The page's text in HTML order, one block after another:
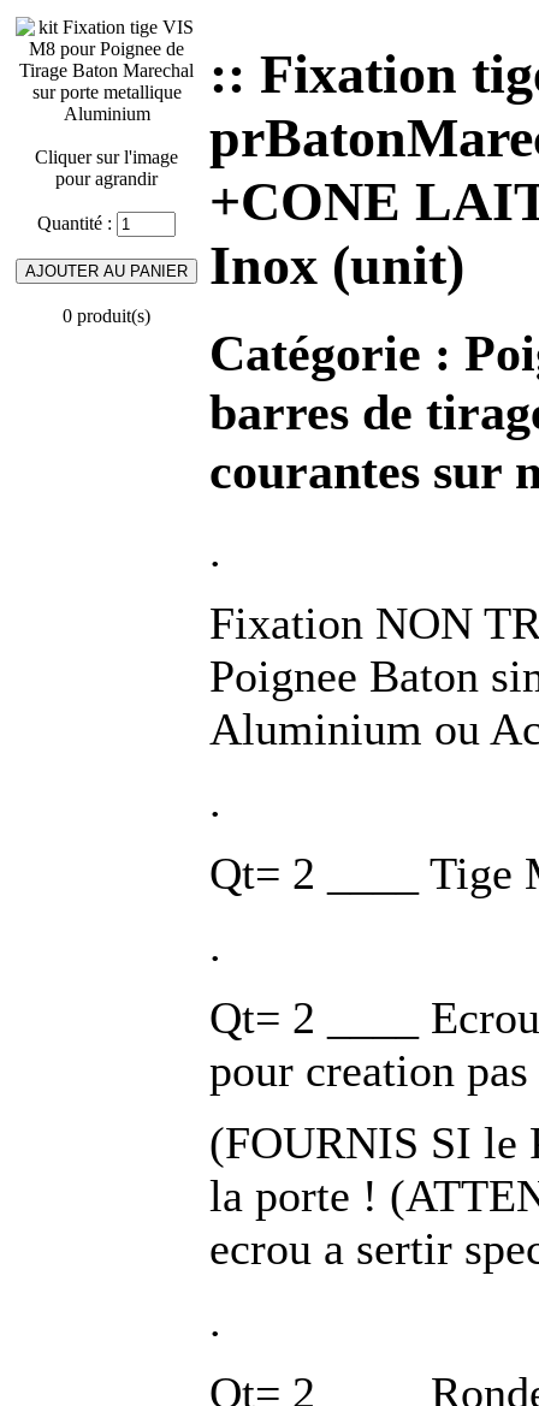
Cliquer sur l'image
pour agrandir
Quantité :
0 produit(s)
:: Fixation
+CONE
Inox (unit)
Catégorie :
barres de
courantes sur
.
Fixation NON
Poignee Baton
Aluminium ou
.
Qt= 2 ____ Tige
.
Qt= 2 ____
pour creation
(FOURNIS SI le
la porte !
ecrou a sertir
.
Qt= 2 ____